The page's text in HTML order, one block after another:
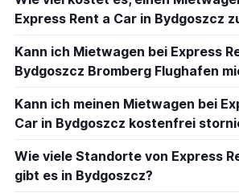
Express Rent a Car in Bydgoszcz
Kann ich Mietwagen bei Express
Bydgoszcz Bromberg Flughafen
Kann ich meinen Mietwagen bei
Car in Bydgoszcz kostenfrei
Wie viele Standorte von Express
gibt es in Bydgoszcz?